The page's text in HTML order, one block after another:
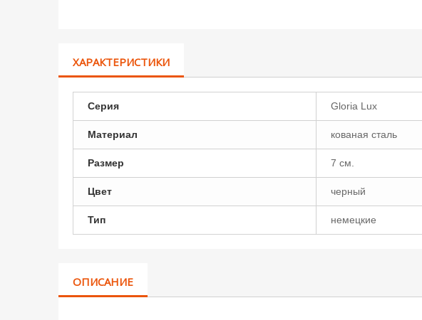
ХАРАКТЕРИСТИКИ
Серия Gloria Lux
Материал кованая сталь
Размер 7 см.
Цвет черный
Тип немецкие
ОПИСАНИЕ